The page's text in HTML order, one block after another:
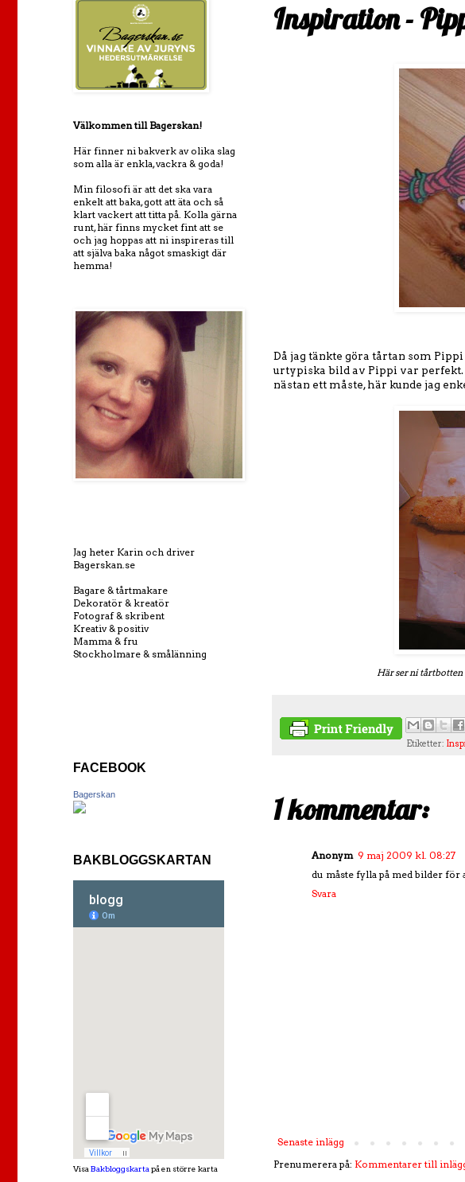
Inspiration -
Då jag tänkte göra tårtan som
urtypiska bild av Pippi var perfekt.
nästan ett måste, här kunde jag
Här ser ni
Etiketter:
1 kommentar:
Anonym 9 maj 2009 kl. 08:27
du måste fylla på med bilder för
Svara
Senaste inlägg
Prenumerera på: Kommentarer till
Välkommen till Bagerskan!
Här finner ni bakverk av olika slag
som alla är enkla, vackra & goda!
Min filosofi är att det ska vara
enkelt att baka, gott att äta och så
klart vackert att titta på. Kolla gärna
runt, här finns mycket fint att se
och jag hoppas att ni inspireras till
att själva baka något smaskigt där
hemma!
Jag heter Karin och driver
Bagerskan.se
Bagare & tårtmakare
Dekoratör & kreatör
Fotograf & skribent
Kreativ & positiv
Mamma & fru
Stockholmare & smålänning
FACEBOOK
Bagerskan
BAKBLOGGSKARTAN
Visa Bakbloggskarta på en större karta